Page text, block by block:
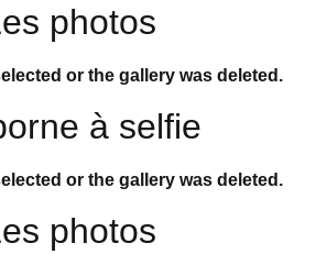
photos
or the gallery was deleted.
à selfie
or the gallery was deleted.
photos